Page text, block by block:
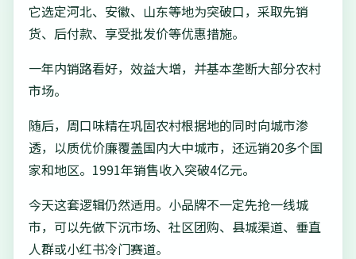
它选定河北、安徽、山东等地为突破口，采取先销
货、后付款、享受批发价等优惠措施。
一年内销路看好，效益大增，并基本垄断大部分农村
市场。
随后，周口味精在巩固农村根据地的同时向城市渗
透，以质优价廉覆盖国内大中城市，还远销20多个国
家和地区。1991年销售收入突破4亿元。
今天这套逻辑仍然适用。小品牌不一定先抢一线城
市，可以先做下沉市场、社区团购、县城渠道、垂直
人群或小红书冷门赛道。